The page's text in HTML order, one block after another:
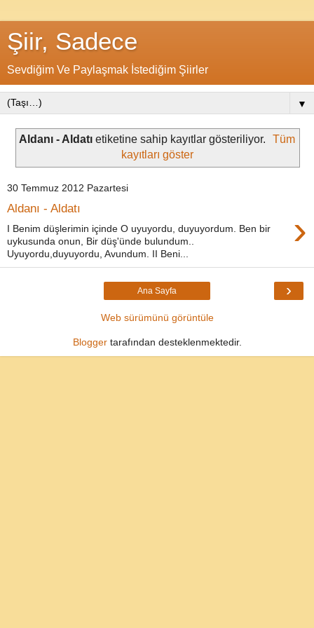
Şiir, Sadece
Sevdiğim Ve Paylaşmak İstediğim Şiirler
▼
Aldanı - Aldatıetiketine sahip kayıtlar gösteriliyor.
Tüm
kayıtları göster
30 Temmuz 2012 Pazartesi
Aldanı - Aldatı ›
I Benim düşlerimin içinde O uyuyordu, duyuyordum. Ben bir
uykusunda onun, Bir düş'ünde bulundum..
Uyuyordu,duyuyordu, Avundum. II Beni...
›
Ana Sayfa
Web sürümünü görüntüle
Bloggertarafından desteklenmektedir.